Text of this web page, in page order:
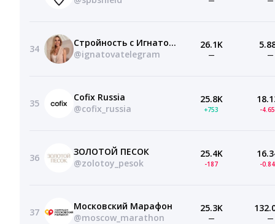
34
Стройность с Игнатовой
@ignatovatelegram
26.1K
— —
35
Cofix Russia
@cofix_russia
25.8K
+753 -
36
ЗОЛОТОЙ ПЕСОК
@zolotoy_pesok
25.4K
-187 -
37
Московский Марафон
@moscow_marathon
25.3K
— —